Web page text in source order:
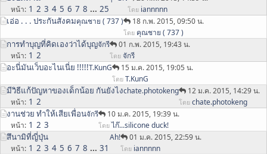
หน้า 1 2 3 4 5 6 7 8 ... 25 โดย iannnnn
เอ่อ . . . ประกันสังคมคุณชาย ( 737 ) 18 ก.พ. 2015, 09:50 น.
โดย คุณชาย ( 737 )
การทำบุญที่คิดเองว่าได้บุญ
หน้า 1 2
จักรี 01 ก.พ. 2015, 19:43 น.
โดย จักรี
อะนี่มันเว็บอะไนเนี่ย !!!!!T.KunG 15 ม.ค. 2015, 19:05 น.
โดย T.KunG
มีวิธีแก้ปัญหาของเด็กน้อย กันยังไง
หน้า 1 2
chate.photokeng 12 ม.ค. 2015, 14:29 น.
โดย chate.photokeng
งานช่วย ทำให้เสียเพื่อน
หน้า 1 2 3
จักรี 10 ม.ค. 2015, 19:39 น.
โดย ไก๊...silicone duck!
สึนามิที่ญี่ปุ่น
หน้า 1 2 3 4 5 6 7 8 ... 31
Ah! 01 ม.ค. 2015, 22:59 น.
โดย iannnnn